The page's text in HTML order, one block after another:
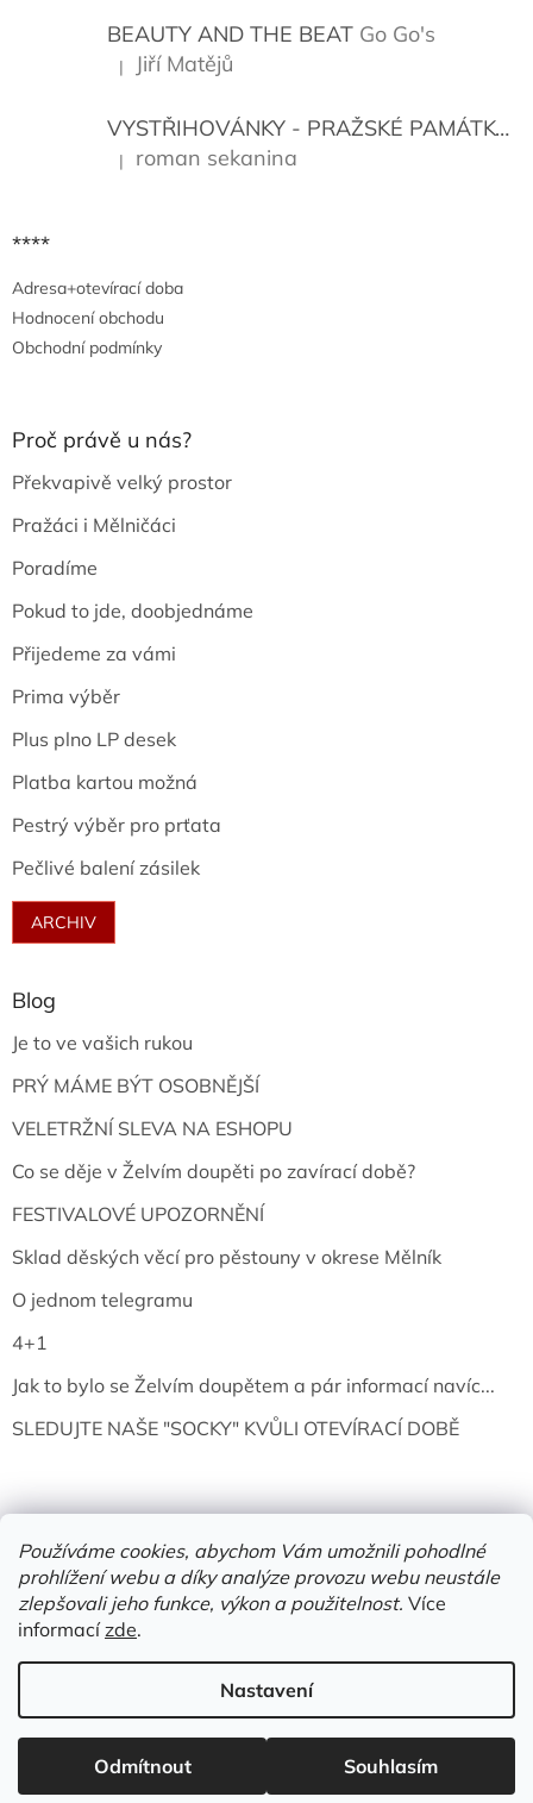
Používáme cookies, abychom Vám umožnili pohodlné
prohlížení webu a díky analýze provozu webu neustále
zlepšovali jeho funkce, výkon a použitelnost. Více
informacízde.
Nastavení
Odmítnout Souhlasím
BEAUTY AND THE BEAT Go Go's
Hodnocení produktu je 5 z 5 hvězdiček.
| Jiří Matějů
VYSTŘIHOVÁNKY - PRAŽSKÉ PAMÁTKY
Hodnocení produktu je 5 z 5 hvězdiček.
| roman sekanina
****
Adresa+otevírací doba
Hodnocení obchodu
Obchodní podmínky
Proč právě u nás?
Překvapivě velký prostor
Pražáci i Mělničáci
Poradíme
Pokud to jde, doobjednáme
Přijedeme za vámi
Prima výběr
Plus plno LP desek
Platba kartou možná
Pestrý výběr pro prťata
Pečlivé balení zásilek
ARCHIV
Blog
Je to ve vašich rukou
PRÝ MÁME BÝT OSOBNĚJŠÍ
VELETRŽNÍ SLEVA NA ESHOPU
Co se děje v Želvím doupěti po zavírací době?
FESTIVALOVÉ UPOZORNĚNÍ
Sklad děských věcí pro pěstouny v okrese Mělník
O jednom telegramu
4+1
Jak to bylo se Želvím doupětem a pár informací navíc...
SLEDUJTE NAŠE "SOCKY" KVŮLI OTEVÍRACÍ DOBĚ
Vytvořil Shoptet
Copyright 2026Želví doupě | knihy & vinyly | Mělník. Všechna
práva vyhrazena.
Upravit nastavení cookies